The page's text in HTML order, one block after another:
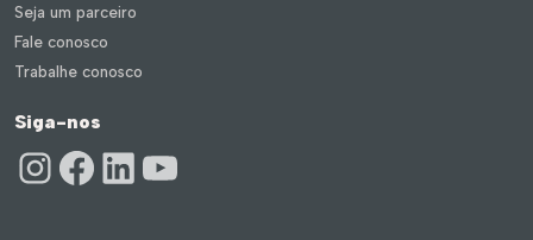
Seja um parceiro
Fale conosco
Trabalhe conosco
Siga-nos
Instagram